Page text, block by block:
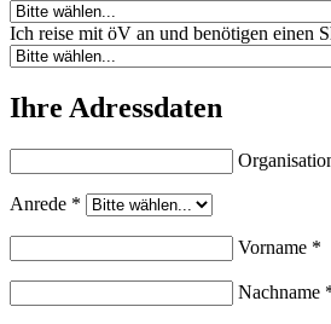
Ich reise mit öV an und benötigen einen
Ihre Adressdaten
Anrede *
Vorname *
Nachname